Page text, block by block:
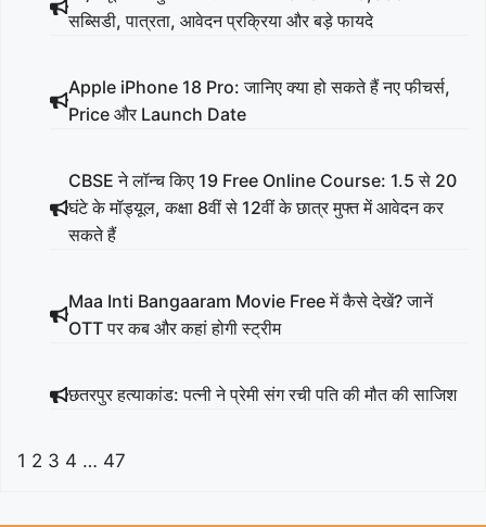
सब्सिडी, पात्रता, आवेदन प्रक्रिया और बड़े फायदे
Apple iPhone 18 Pro: जानिए क्या हो सकते हैं नए फीचर्स,
Price और Launch Date
CBSE ने लॉन्च किए 19 Free Online Course: 1.5 से 20
घंटे के मॉड्यूल, कक्षा 8वीं से 12वीं के छात्र मुफ्त में आवेदन कर
सकते हैं
Maa Inti Bangaaram Movie Free में कैसे देखें? जानें
OTT पर कब और कहां होगी स्ट्रीम
छतरपुर हत्याकांड: पत्नी ने प्रेमी संग रची पति की मौत की साजिश
1 2 3 4 … 47